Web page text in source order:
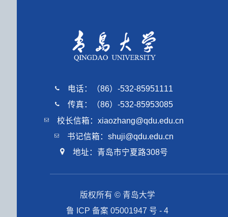
电话：（86）-532-85951111
传真：（86）-532-85953085
校长信箱：xiaozhang@qdu.edu.cn
书记信箱：shuji@qdu.edu.cn
地址：青岛市宁夏路308号
版权所有 © 青岛大学
鲁 ICP 备案 05001947 号 - 4